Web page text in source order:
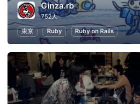
Ginza.rb
752人
東京
Ruby Ruby on Rails